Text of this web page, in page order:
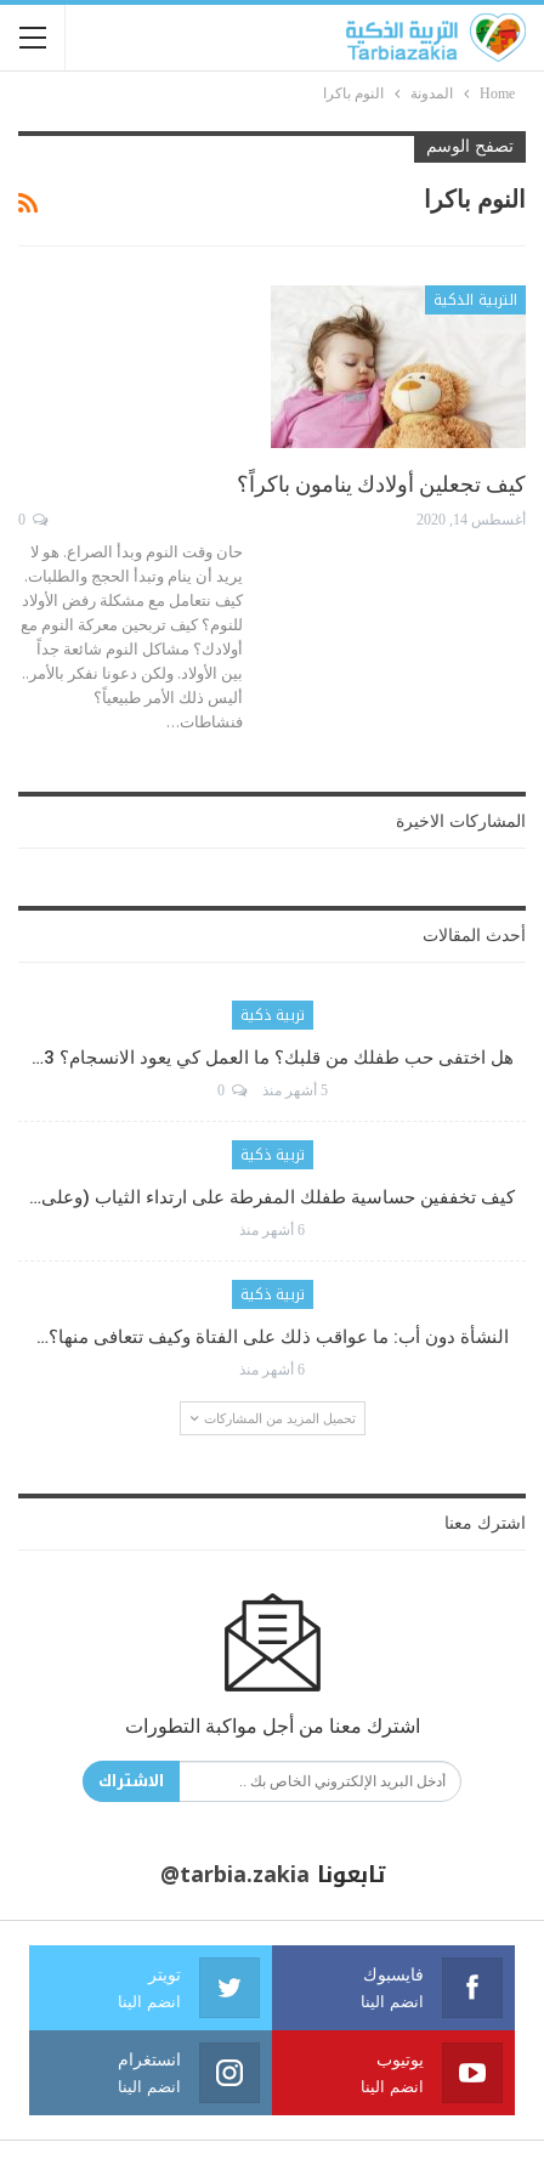
Home المدونة النوم باكرا
تصفح الوسم
النوم باكرا
التربية الذكية
كيف تجعلين أولادك ينامون باكراً؟
أغسطس 14, 2020
حان وقت النوم وبدأ الصراع. هو لا
يريد أن ينام وتبدأ الحجج والطلبات.
كيف نتعامل مع مشكلة رفض الأولاد
للنوم؟ كيف تربحين معركة النوم مع
أولادك؟ مشاكل النوم شائعة جداً
بين الأولاد. ولكن دعونا نفكر بالأمر..
أليس ذلك الأمر طبيعياً؟
فنشاطات…
المشاركات الاخيرة
أحدث المقالات
تربية ذكية
هل اختفى حب طفلك من قلبك؟ ما العمل كي يعود الانسجام؟ 3…
5 أشهر منذ 0
تربية ذكية
كيف تخففين حساسية طفلك المفرطة على ارتداء الثياب (وعلى…
6 أشهر منذ
تربية ذكية
النشأة دون أب: ما عواقب ذلك على الفتاة وكيف تتعافى منها؟…
6 أشهر منذ
تحميل المزيد من المشاركات
اشترك معنا
اشترك معنا من أجل مواكبة التطورات
الاشتراك
تابعونا @tarbia.zakia
فايسبوك
انضم الينا
تويتر
انضم الينا
يوتيوب
انضم الينا
انستغرام
انضم الينا